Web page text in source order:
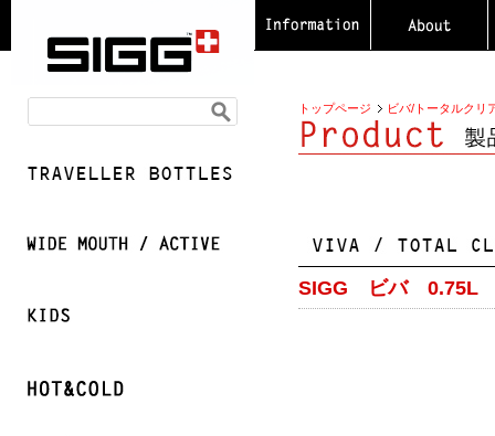
トップページ ビバ/トータルクリ
SIGG ビバ 0.75L